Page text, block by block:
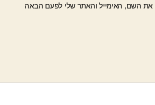
את השם, האימייל והאתר שלי לפעם הבאה